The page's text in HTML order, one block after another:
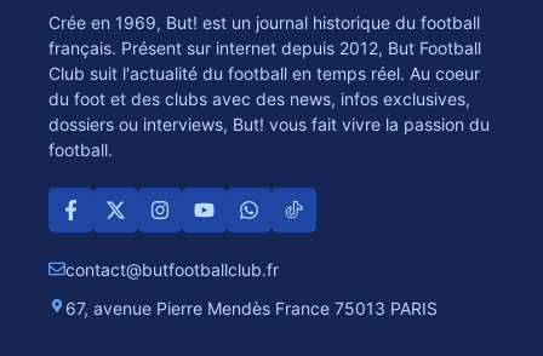
Crée en 1969, But! est un journal historique du football
français. Présent sur internet depuis 2012, But Football
Club suit l'actualité du football en temps réel. Au coeur
du foot et des clubs avec des news, infos exclusives,
dossiers ou interviews, But! vous fait vivre la passion du
football.
contact@butfootballclub.fr
67, avenue Pierre Mendès France 75013 PARIS